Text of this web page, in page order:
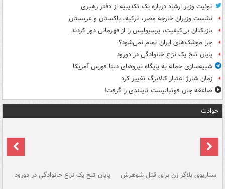
توئیت وزیر ارشاد درباره یک تکذیبیه از دفتر رهبری
نشست وزیران خارجه مصر، ترکیه، پاکستان و عربستان
بازیکنان بی‌کیفیت، پرسپولیس را از قهرمانی دور کردند
چرا موشک‌های ایران تمام نمی‌شود؟
پایان تلخ یک نزاع خانوادگی در دورود
شبیه‌سازی حمله به پایگاه نیروهای دلتا فورس آمریکا
زمان شارژ اعتبار کالابرگ تغییر کرد
صاعقه جان فوتبالیست تایلندی را گرفت!
حوادث
سناریوی بلاگر زن برای قتل شوهرش پایان تلخ یک نزاع خانوادگی در دورود